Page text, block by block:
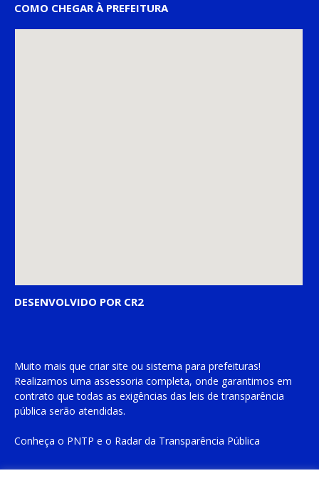
COMO CHEGAR À PREFEITURA
DESENVOLVIDO POR CR2
Muito mais que criar site ou sistema para prefeituras!
Realizamos uma assessoria completa, onde garantimos em
contrato que todas as exigências das leis de transparência
pública serão atendidas.
Conheça o PNTP e o Radar da Transparência Pública